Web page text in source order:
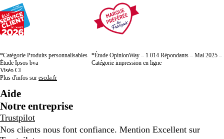
*Catégorie Produits personnalisables
Étude Ipsos bva
Viséo CI
Plus d'infos sur escda.fr
*Étude OpinionWay – 1 014 Répondants – Mai 2025 –
Catégorie impression en ligne
Aide
Notre entreprise
Trustpilot
Nos clients nous font confiance. Mention Excellent sur